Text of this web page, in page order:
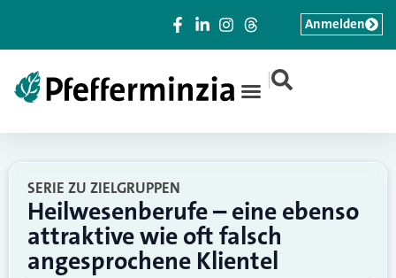
|
Anmelden
SERIE ZU ZIELGRUPPEN
Heilwesenberufe – eine ebenso
attraktive wie oft falsch
angesprochene Klientel